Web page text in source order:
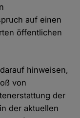
auf einen
öffentlichen
hinweisen,
von
der
der aktuellen